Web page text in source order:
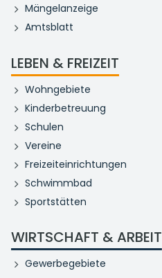
Mängelanzeige
Amtsblatt
LEBEN & FREIZEIT
Wohngebiete
Kinderbetreuung
Schulen
Vereine
Freizeiteinrichtungen
Schwimmbad
Sportstätten
WIRTSCHAFT & ARBEIT
Gewerbegebiete